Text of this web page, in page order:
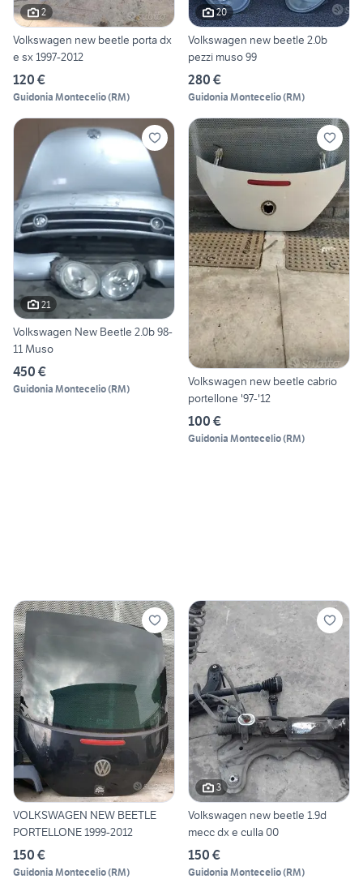
2
Volkswagen new beetle porta dx
e sx 1997-2012
120 €
Guidonia Montecelio(RM)
20
Volkswagen new beetle 2.0b
pezzi muso 99
280 €
Guidonia Montecelio(RM)
21
Volkswagen New Beetle 2.0b 98-
11 Muso
450 €
Guidonia Montecelio(RM)
Volkswagen new beetle cabrio
portellone '97-'12
100 €
Guidonia Montecelio(RM)
VOLKSWAGEN NEW BEETLE
PORTELLONE 1999-2012
150 €
Guidonia Montecelio(RM)
3
Volkswagen new beetle 1.9d
mecc dx e culla 00
150 €
Guidonia Montecelio(RM)